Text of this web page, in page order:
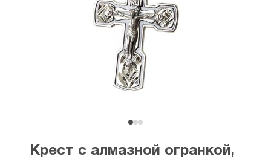
Крест с алмазной огранкой,